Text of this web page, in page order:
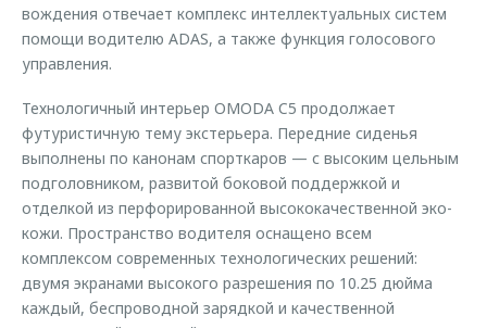
вождения отвечает комплекс интеллектуальных систем
помощи водителю ADAS, а также функция голосового
управления.
Технологичный интерьер OMODA C5 продолжает
футуристичную тему экстерьера. Передние сиденья
выполнены по канонам спорткаров — с высоким цельным
подголовником, развитой боковой поддержкой и
отделкой из перфорированной высококачественной эко-
кожи. Пространство водителя оснащено всем
комплексом современных технологических решений:
двумя экранами высокого разрешения по 10.25 дюйма
каждый, беспроводной зарядкой и качественной